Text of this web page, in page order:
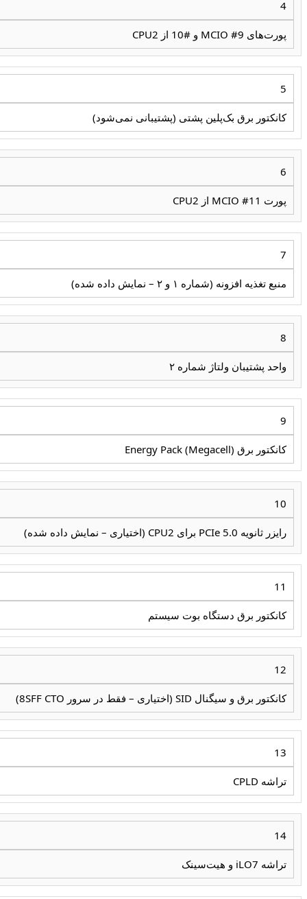
4
پورت‌های MCIO #9 و #10 از CPU2
5
کانکتور برق بک‌پلین پشتی (پشتیبانی نمی‌شود)
6
پورت MCIO #11 از CPU2
7
منبع تغذیه افزونه (شماره ۱ و ۲ – نمایش داده شده)
8
واحد پشتیبان ولتاژ شماره ۲
9
کانکتور برق Energy Pack (Megacell)
10
رایزر ثانویه PCIe 5.0 برای CPU2 (اختیاری – نمایش داده شده)
11
کانکتور برق دستگاه بوت سیستم
12
کانکتور برق و سیگنال SID (اختیاری – فقط در سرور 8SFF CTO)
13
تراشه CPLD
14
تراشه iLO7 و هیت‌سینک